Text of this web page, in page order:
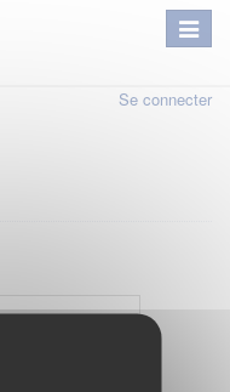
Se connecter